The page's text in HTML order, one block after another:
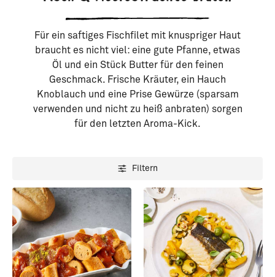
Für ein saftiges Fischfilet mit knuspriger Haut
braucht es nicht viel: eine gute Pfanne, etwas
Öl und ein Stück Butter für den feinen
Geschmack. Frische Kräuter, ein Hauch
Knoblauch und eine Prise Gewürze (sparsam
verwenden und nicht zu heiß anbraten) sorgen
für den letzten Aroma-Kick.
Filtern